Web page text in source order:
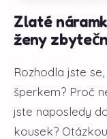
Zlaté
ženy
Rozhodla jste
šperkem? Proč
jste naposledy
kousek?